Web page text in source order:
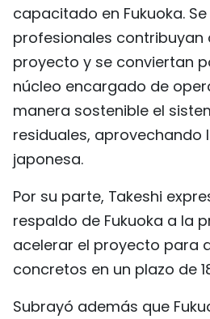
capacitado en Fukuoka.
profesionales contribuyan
proyecto y se conviertan
núcleo encargado de
manera sostenible el
residuales, aprovechando
japonesa.
Por su parte, Takeshi
respaldo de Fukuoka a la
acelerar el proyecto para
concretos en un plazo de
Subrayó además que